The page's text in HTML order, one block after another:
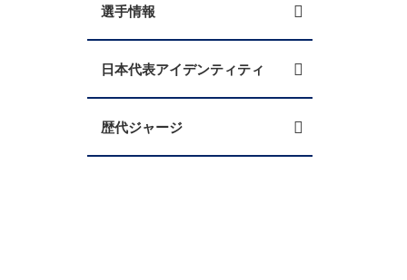
選手情報
日本代表アイデンティティ
歴代ジャージ